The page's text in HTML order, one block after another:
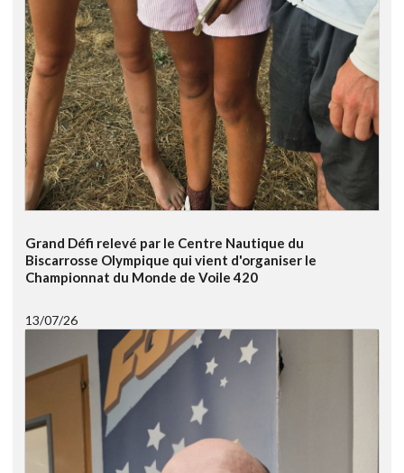
Grand Défi relevé par le Centre Nautique du
Biscarrosse Olympique qui vient d'organiser le
Championnat du Monde de Voile 420
13/07/26